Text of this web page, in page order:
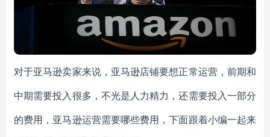
对于亚马逊卖家来说，亚马逊店铺要想正常运营，前期和
中期需要投入很多，不光是人力精力，还需要投入一部分
的费用，亚马逊运营需要哪些费用，下面跟着小编一起来